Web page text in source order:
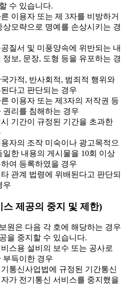
수 있습니다.
른 이용자 또는 제 3자를 비방하거
상모략으로 명예를 손상시키는 경
공질서 및 미풍양속에 위반되는 내
정보, 문장, 도형 등을 유포하는 경
국가적, 반사회적, 범죄적 행위와
다고 판단되는 경우
이용자 또는 제3자의 저작권 등
권리를 침해하는 경우
시 기간이 규정된 기간을 초과한
자의 조작 미숙이나 광고목적으
일한 내용의 게시물을 10회 이상
여 등록하였을 경우
타 관계 법령에 위배된다고 판단되
우
스 제공의 중지 및 제한)
원은 다음 각 호에 해당하는 경우
을 중지할 수 있습니다.
비스용 설비의 보수 또는 공사로
부득이한 경우
기통신사업법에 규정된 기간통신
가 전기통신 서비스를 중지했을